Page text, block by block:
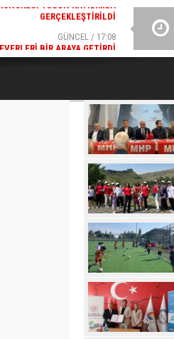
GÜNCEL / 17:08
BIR ARAYA GETIRDI
GSB SPOR